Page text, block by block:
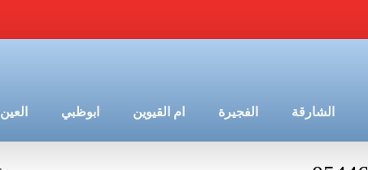
الشارقة الفجيرة ام القيوين ابوظبي العين